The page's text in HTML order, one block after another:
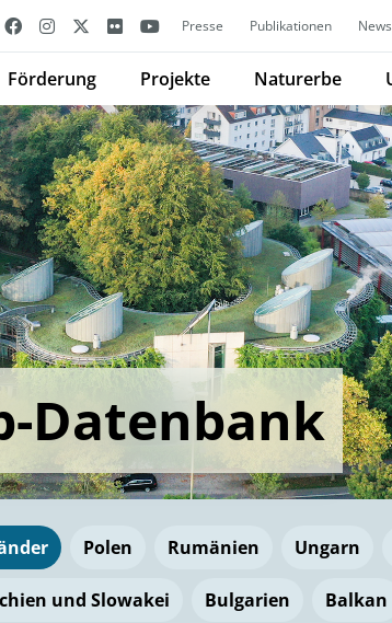
Presse Publikationen
Förderung Projekte Naturerbe
Datenbank
Polen Rumänien Ungarn
und Slowakei Bulgarien Balkan